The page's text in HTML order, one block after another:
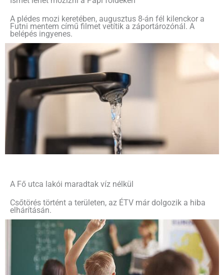
A plédes mozi keretében, augusztus 8-án fél kilenckor a
Futni mentem című filmet vetítik a záportározónál. A
belépés ingyenes.
A Fő utca lakói maradtak víz nélkül
Csőtörés történt a területen, az ÉTV már dolgozik a hiba
elhárításán.